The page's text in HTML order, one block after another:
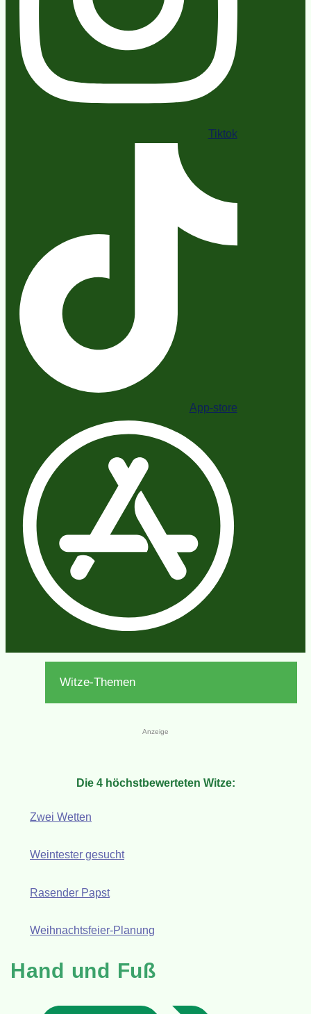
Tiktok
App-store
Witze-Themen
Anzeige
Die 4 höchstbewerteten Witze:
Zwei Wetten
Weintester gesucht
Rasender Papst
Weihnachtsfeier-Planung
Hand und Fuß